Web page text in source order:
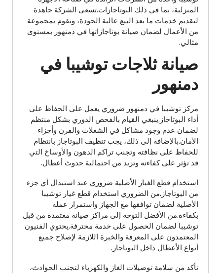
المنزلية، بما في ذلك البوتاجازات.تسعى الشركة جاهدة
لتقديم خدمات ما بعد البيع عالية الجودة، وتقوم بمجموعة
من الأعمال لضمان صيانة بوتاجازاتها في دمنهور بمستوى
مثالي.
صيانة ثلاجات توشيبا في
دمنهور
مركز توشيبا في دمنهور ضروري يعمل على الحفاظ على
أداء البوتاجاز.ينبغي القيام بالفحص الدوري بشكل منتظم
لضمان عدم وجود مشاكل في الشعلات والفرن وأجزاء
الأمان.بالإضافة إلى ذلك، يجب تنظيف البوتاجاز بانتظام
للحفاظ على نظافته وتجنب تراكم الدهون والأوساخ التي
قد تؤثر على كفاءته وتزيد من احتمالية حدوث أعطال.
استخدام قطع الغيار الأصلية ضروري عند استبدال أي جزء
من البوتاجاز.من الضروري استخدام قطع غيار توشيبا
الأصلية لضمان توافقها مع الجهاز واستمرار عمله
بكفاءة.من الأفضل التوجه إلى مراكز صيانة معتمدة من قبل
توشيبا لضمان الحصول على خدمة محترفة.يحتوي الفنيون
المعتمدون على المعرفة والخبرة اللازمة لإصلاح جميع
أنواع الأعطال داخل البوتاجاز.
تأكد من سلامة توصيلات الغاز والكهرباء لتجنب الحوادث،